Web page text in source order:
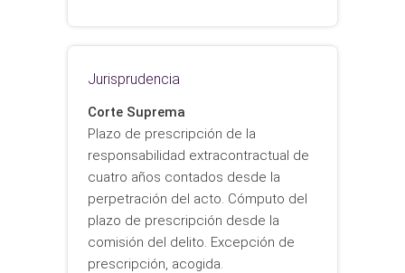
Jurisprudencia
Corte Suprema
Plazo de prescripción de la
responsabilidad extracontractual de
cuatro años contados desde la
perpetración del acto. Cómputo del
plazo de prescripción desde la
comisión del delito. Excepción de
prescripción, acogida.